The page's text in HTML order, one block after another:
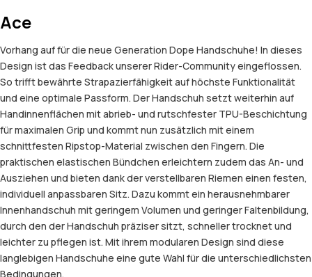
Ace
Vorhang auf für die neue Generation Dope Handschuhe! In dieses
Design ist das Feedback unserer Rider-Community eingeflossen.
So trifft bewährte Strapazierfähigkeit auf höchste Funktionalität
und eine optimale Passform. Der Handschuh setzt weiterhin auf
Handinnenflächen mit abrieb- und rutschfester TPU-Beschichtung
für maximalen Grip und kommt nun zusätzlich mit einem
schnittfesten Ripstop-Material zwischen den Fingern. Die
praktischen elastischen Bündchen erleichtern zudem das An- und
Ausziehen und bieten dank der verstellbaren Riemen einen festen,
individuell anpassbaren Sitz. Dazu kommt ein herausnehmbarer
Innenhandschuh mit geringem Volumen und geringer Faltenbildung,
durch den der Handschuh präziser sitzt, schneller trocknet und
leichter zu pflegen ist. Mit ihrem modularen Design sind diese
langlebigen Handschuhe eine gute Wahl für die unterschiedlichsten
Bedingungen.